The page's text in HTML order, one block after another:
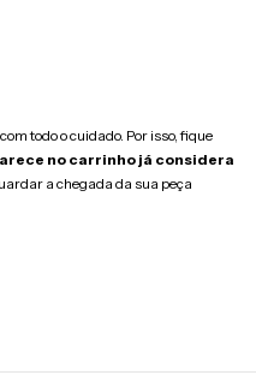
todo o cuidado. Por isso, fique
no carrinho já considera
a chegada da sua peça